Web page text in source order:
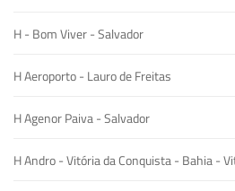
H - Bom Viver - Salvador
H Aeroporto - Lauro de Freitas
H Agenor Paiva - Salvador
H Andro - Vitória da Conquista - Bahia -